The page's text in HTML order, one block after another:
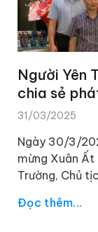
Người Yên
chia sẻ
31/03/2025
Ngày 30/3/
mừng Xuân
Trường, Chủ
Đọc thêm...